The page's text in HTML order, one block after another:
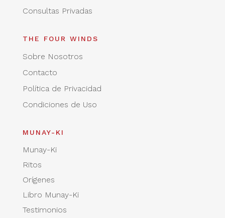
Consultas Privadas
THE FOUR WINDS
Sobre Nosotros
Contacto
Política de Privacidad
Condiciones de Uso
MUNAY-KI
Munay-Ki
Ritos
Orígenes
Libro Munay-Ki
Testimonios